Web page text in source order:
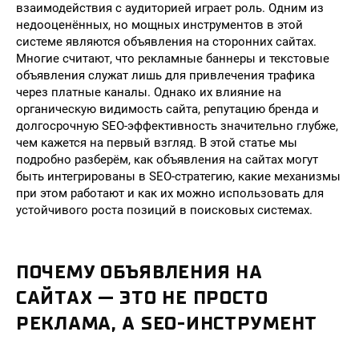
взаимодействия с аудиторией играет роль. Одним из
недооценённых, но мощных инструментов в этой
системе являются объявления на сторонних сайтах.
Многие считают, что рекламные баннеры и текстовые
объявления служат лишь для привлечения трафика
через платные каналы. Однако их влияние на
органическую видимость сайта, репутацию бренда и
долгосрочную SEO-эффективность значительно глубже,
чем кажется на первый взгляд. В этой статье мы
подробно разберём, как объявления на сайтах могут
быть интегрированы в SEO-стратегию, какие механизмы
при этом работают и как их можно использовать для
устойчивого роста позиций в поисковых системах.
ПОЧЕМУ ОБЪЯВЛЕНИЯ НА
САЙТАХ — ЭТО НЕ ПРОСТО
РЕКЛАМА, А SEO-ИНСТРУМЕНТ